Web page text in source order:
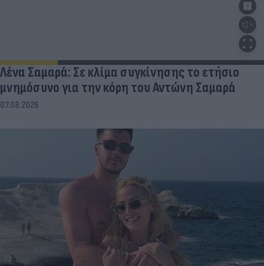
Λένα Σαμαρά: Σε κλίμα συγκίνησης το ετήσιο
μνημόσυνο για την κόρη του Αντώνη Σαμαρά
07.08.2026